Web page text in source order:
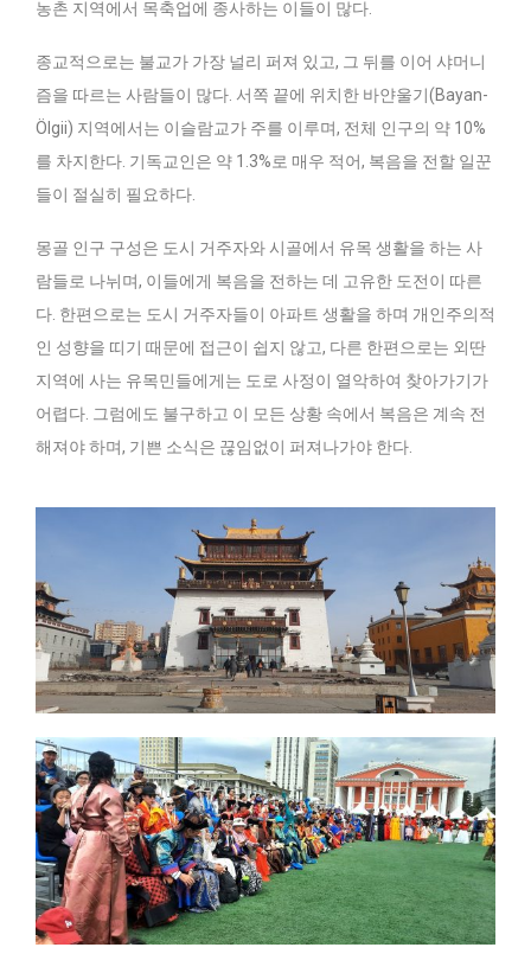
농촌 지역에서 목축업에 종사하는 이들이 많다.
종교적으로는 불교가 가장 널리 퍼져 있고, 그 뒤를 이어 샤머니
즘을 따르는 사람들이 많다. 서쪽 끝에 위치한 바얀울기(Bayan-
Ölgii) 지역에서는 이슬람교가 주를 이루며, 전체 인구의 약 10%
를 차지한다. 기독교인은 약 1.3%로 매우 적어, 복음을 전할 일꾼
들이 절실히 필요하다.
몽골 인구 구성은 도시 거주자와 시골에서 유목 생활을 하는 사
람들로 나뉘며, 이들에게 복음을 전하는 데 고유한 도전이 따른
다. 한편으로는 도시 거주자들이 아파트 생활을 하며 개인주의적
인 성향을 띠기 때문에 접근이 쉽지 않고, 다른 한편으로는 외딴
지역에 사는 유목민들에게는 도로 사정이 열악하여 찾아가기가
어렵다. 그럼에도 불구하고 이 모든 상황 속에서 복음은 계속 전
해져야 하며, 기쁜 소식은 끊임없이 퍼져나가야 한다.